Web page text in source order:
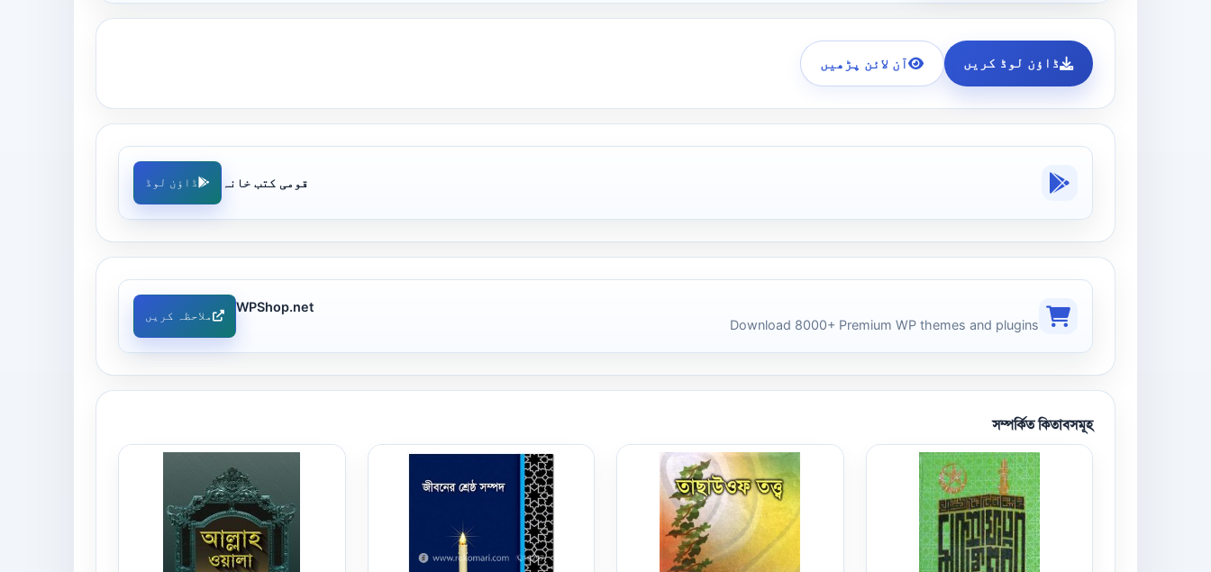
ڈاؤن لوڈ کریں آن لائن پڑھیں
قومی کتب خانہ ڈاؤن لوڈ
WPShop.net
Download 8000+ Premium WP themes and plugins
ملاحظہ کریں
সম্পর্কিত কিতাবসমূহ